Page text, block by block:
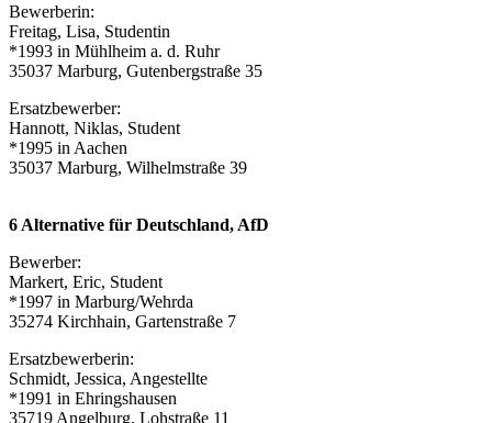
Bewerberin:
Freitag, Lisa, Studentin
*1993 in Mühlheim a. d. Ruhr
35037 Marburg, Gutenbergstraße 35
Ersatzbewerber:
Hannott, Niklas, Student
*1995 in Aachen
35037 Marburg, Wilhelmstraße 39
6 Alternative für Deutschland, AfD
Bewerber:
Markert, Eric, Student
*1997 in Marburg/Wehrda
35274 Kirchhain, Gartenstraße 7
Ersatzbewerberin:
Schmidt, Jessica, Angestellte
*1991 in Ehringshausen
35719 Angelburg, Lohstraße 11